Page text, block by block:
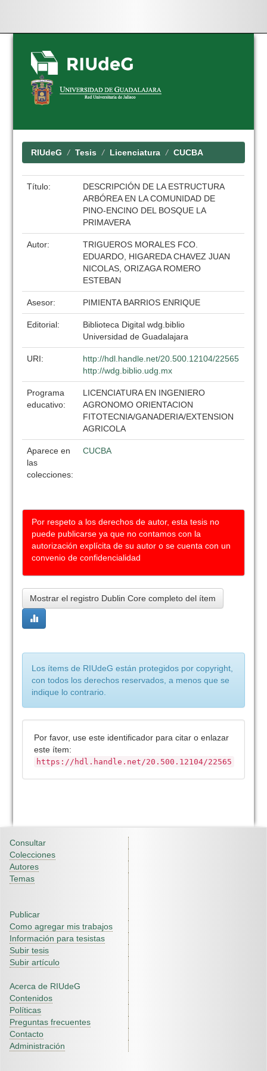
Skip
navigation
RIUdeG Tesis Licenciatura CUCBA
Título:
DESCRIPCIÓN DE LA ESTRUCTURA
ARBÓREA EN LA COMUNIDAD DE
PINO-ENCINO DEL BOSQUE LA
PRIMAVERA
Autor:
TRIGUEROS MORALES FCO.
EDUARDO, HIGAREDA CHAVEZ JUAN
NICOLAS, ORIZAGA ROMERO
ESTEBAN
Asesor: PIMIENTA BARRIOS ENRIQUE
Editorial:
Biblioteca Digital wdg.biblio
Universidad de Guadalajara
URI:
http://hdl.handle.net/20.500.12104/22565
http://wdg.biblio.udg.mx
Programa
educativo:
LICENCIATURA EN INGENIERO
AGRONOMO ORIENTACION
FITOTECNIA/GANADERIA/EXTENSION
AGRICOLA
Aparece en
las
colecciones:
CUCBA
Por respeto a los derechos de autor, esta tesis no
puede publicarse ya que no contamos con la
autorización explícita de su autor o se cuenta con un
convenio de confidencialidad
Mostrar el registro Dublin Core completo del ítem
Los ítems de RIUdeG están protegidos por copyright,
con todos los derechos reservados, a menos que se
indique lo contrario.
Por favor, use este identificador para citar o enlazar
este ítem:
https://hdl.handle.net/20.500.12104/22565
Consultar
Colecciones
Autores
Temas
Publicar
Como agregar mis trabajos
Información para tesistas
Subir tesis
Subir artículo
Acerca de RIUdeG
Contenidos
Políticas
Preguntas frecuentes
Contacto
Administración